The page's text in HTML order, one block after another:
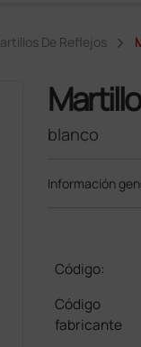
De Reflejos
blanco
Información
Código:
Código
fabricante